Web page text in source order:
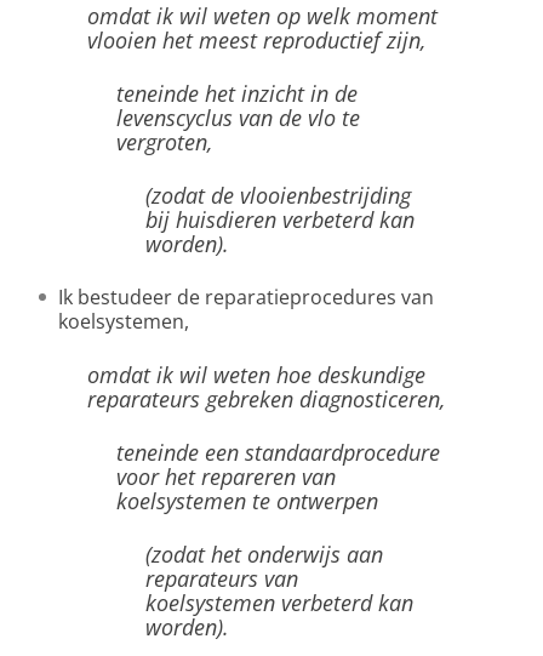
omdat ik wil weten op welk moment
vlooien het meest reproductief zijn,
teneinde het inzicht in de
levenscyclus van de vlo te
vergroten,
(zodat de vlooienbestrijding
bij huisdieren verbeterd kan
worden).
Ik bestudeer de reparatieprocedures van
koelsystemen,
omdat ik wil weten hoe deskundige
reparateurs gebreken diagnosticeren,
teneinde een standaardprocedure
voor het repareren van
koelsystemen te ontwerpen
(zodat het onderwijs aan
reparateurs van
koelsystemen verbeterd kan
worden).